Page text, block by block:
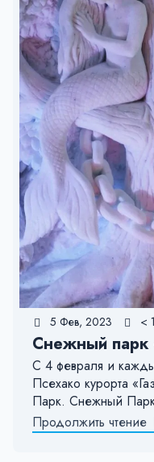
5 Фев, 2023 <
Снежный парк
С 4 февраля и
Псехако курорта
Парк. Снежный
Продолжить чтение